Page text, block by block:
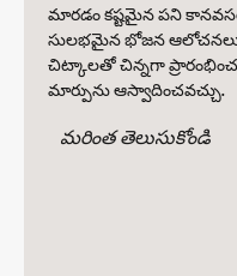
మారడం కష్టమైన పని
సులభమైన భోజన
చిట్కాలతో చిన్నగా
మార్పును ఆస్వాదించవచ్చు.
మరింత తెలుసుకోండి